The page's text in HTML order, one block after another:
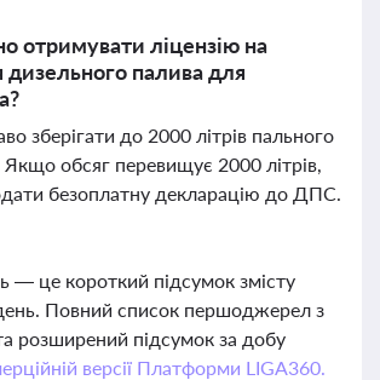
отримувати ліцензію на
дизельного палива для
зберігати до 2000 літрів пального
Якщо обсяг перевищує 2000 літрів,
безоплатну декларацію до ДПС.
— це короткий підсумок змісту
день. Повний список першоджерел з
розширений підсумок за добу
версії Платформи LIGA360.